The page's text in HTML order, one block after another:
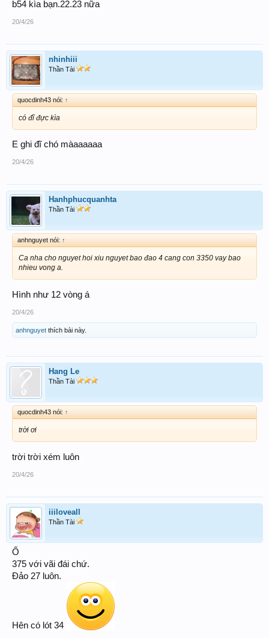
b54 kìa bạn.22.23 nữa
20/4/26
nhinhiii
Thần Tài
quocdinh43 nói: ↑
có đĩ đực kìa
E ghi đĩ chó màaaaaaa
20/4/26
Hanhphucquanhta
Thần Tài
anhnguyet nói: ↑
Ca nha cho nguyet hoi xiu nguyet bao đao 4 cang con 3350 vay bao
nhieu vong a.
Hình như 12 vòng á
20/4/26
anhnguyet thích bài này.
Hang Le
Thần Tài
quocdinh43 nói: ↑
trời ơi
trời trời xém luôn
20/4/26
iiiloveall
Thần Tài
Ố
375 với vãi đái chứ.
Đảo 27 luôn.
Hên có lót 34